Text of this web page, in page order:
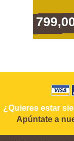
¿Quieres estar
Apúntate a